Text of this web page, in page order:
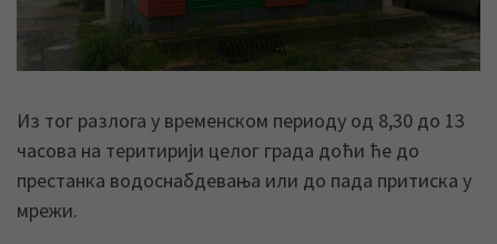
Из тог разлога у временском периоду од 8,30 до 13
часова на теритирији целог града доћи ће до
престанка водоснабдевања или до пада притиска у
мрежи.